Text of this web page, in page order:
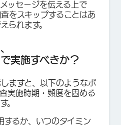
ッセージを伝える上で
をスキップすることはあ
られます。
実施すべきか？
ますと、以下のようなポ
実施時期・頻度を固める
。
するか、いつのタイミン